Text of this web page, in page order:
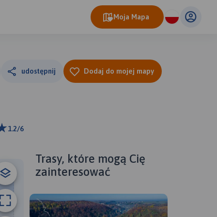
Moja Mapa
udostępnij Dodaj do mojej mapy
1.2/6
Trasy, które mogą Cię
zainteresować